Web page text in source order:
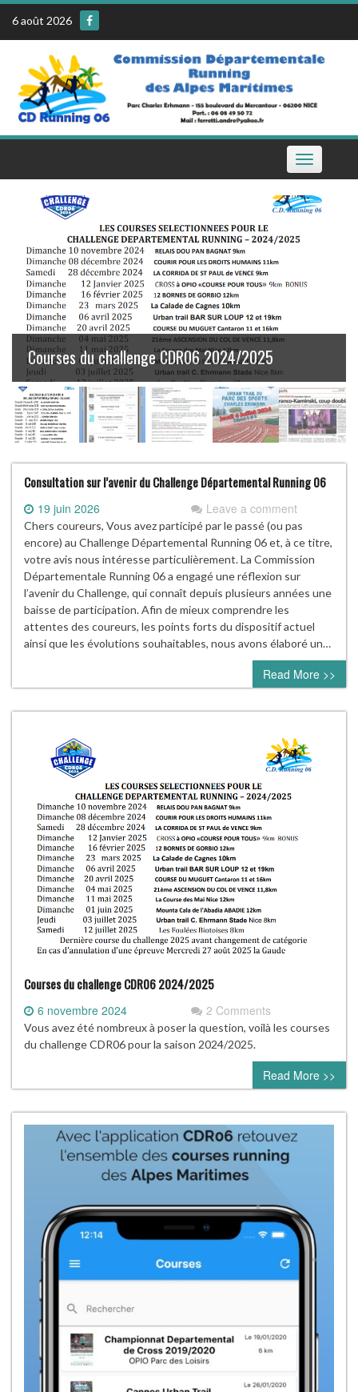
Skip
content
6 août 2026
Toggle
navigation
Le calendrier de la CDR06 sur votre téléphone
Consultation sur l’avenir du Challenge Départemental Running 06
19 juin 2026 Leave a comment
Chers coureurs, Vous avez participé par le passé (ou pas
encore) au Challenge Départemental Running 06 et, à ce titre,
votre avis nous intéresse particulièrement. La Commission
Départementale Running 06 a engagé une réflexion sur
l’avenir du Challenge, qui connaît depuis plusieurs années une
baisse de participation. Afin de mieux comprendre les
attentes des coureurs, les points forts du dispositif actuel
ainsi que les évolutions souhaitables, nous avons élaboré un…
Read More >>
Courses du challenge CDR06 2024/2025
6 novembre 2024 2 Comments
Vous avez été nombreux à poser la question, voilà les courses
du challenge CDR06 pour la saison 2024/2025.
Read More >>